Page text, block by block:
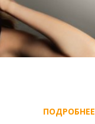
ПОДРОБНЕЕ